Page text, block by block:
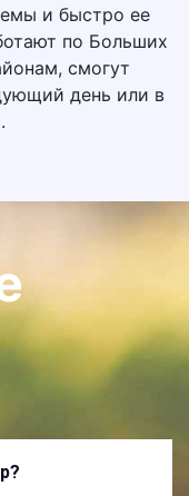
и быстро ее
по Больших
смогут
день или в